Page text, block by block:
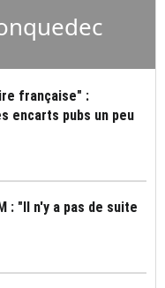
française" :
encarts pubs un peu
: "Il n'y a pas de suite